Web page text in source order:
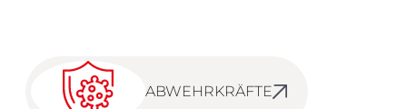
ABWEHRKRÄFTE